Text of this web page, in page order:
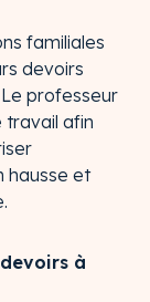
familiales
devoirs
professeur
travail afin
hausse et
à